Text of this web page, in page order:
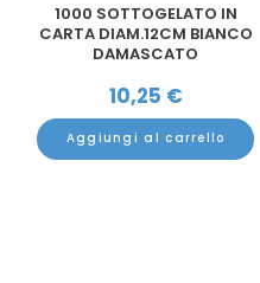
1000 SOTTOGELATO IN
CARTA DIAM.12CM BIANCO
DAMASCATO
10,25 €
Aggiungi al carrello